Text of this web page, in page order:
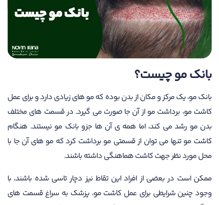
بانک مو چیست؟
بانک مو، یک مرکز و مکان از بدن بوده که مو های زیادی دارد و برای عمل
کاشت مو، برداشت مو از آن جا صورت می گیرد. در قسمت های مختلف
بدن مو رشد می کند، اما همه ی آن ها جزو بانک مو نیستند. هنگام
کاشت مو تنها می توان از قسمتی مو برداشت کرد که مو های آن جا با
محل مورد نظر جهت کاشت هماهنگی داشته باشند.
ممکن است در بعضی از افراد این تقاط نیز دچار تاسی شده باشند، با
وجود چنین شرایطی برای عمل کاشت مو، پزشک به سراغ قسمت های